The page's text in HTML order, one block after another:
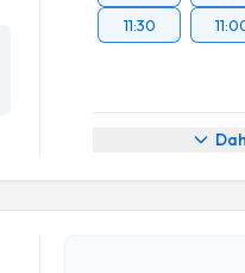
11:30
Randevu Takvimi
oluşturun. Size bu
hazırlandığında e-posta ile